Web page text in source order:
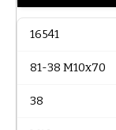
16541
81-38 M10x70
38